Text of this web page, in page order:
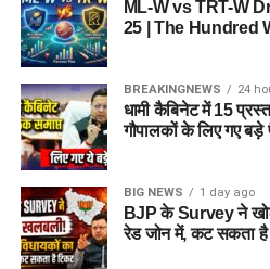
ML-W vs TRT-W
25 | The Hundred
BREAKINGNEWS 24
धामी कैबिनेट में 15
गौपालकों के लिए गए
BIG NEWS 1 day ago
BJP के Survey ने
रेड जोन में, कट सकता